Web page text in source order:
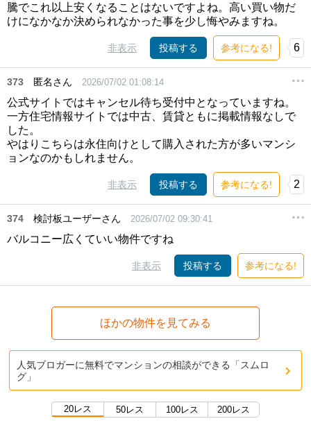
騰でこれ以上安くなることはないですよね。高い買い物だ
けになかなか決められなかった事を少し悔やみますね。
非表示 投稿する 参考になる! 6
373 匿名さん 2026/07/02 01:08:14
公式サイトではキャンセル待ち受付中となっていますね。
一方住宅情報サイトでは中古、賃貸ともに掲載情報なしで
した。
やはりこちらは永住向けとして購入された方が多いマンシ
ョンなのかもしれません。
非表示 投稿する 参考になる! 2
374 検討板ユーザーさん 2026/07/02 09:30:41
バルコニー広くていい物件ですね
非表示 投稿する 参考になる!
ほかの物件を見てみる
人気ブロガーに無料でマンションの相談ができる「スムロ
グ」
20レス 50レス 100レス 200レス